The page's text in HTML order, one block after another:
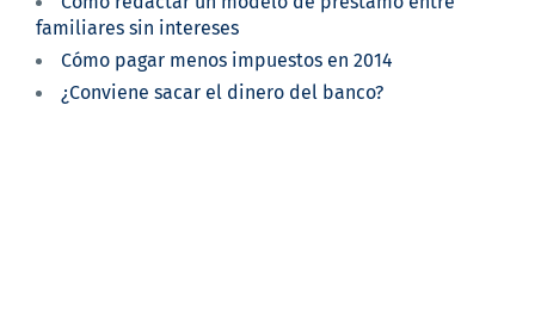
familiares sin intereses
Cómo pagar menos impuestos en 2014
¿Conviene sacar el dinero del banco?